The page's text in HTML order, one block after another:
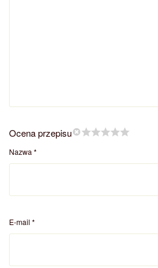
Ocena przepisu
Nazwa *
E-mail *